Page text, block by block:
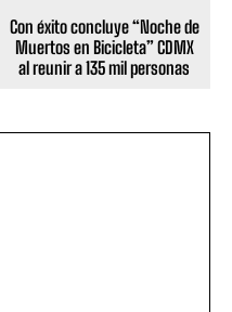
Con éxito concluye “Noche de
Muertos en Bicicleta” CDMX
al reunir a 135 mil personas